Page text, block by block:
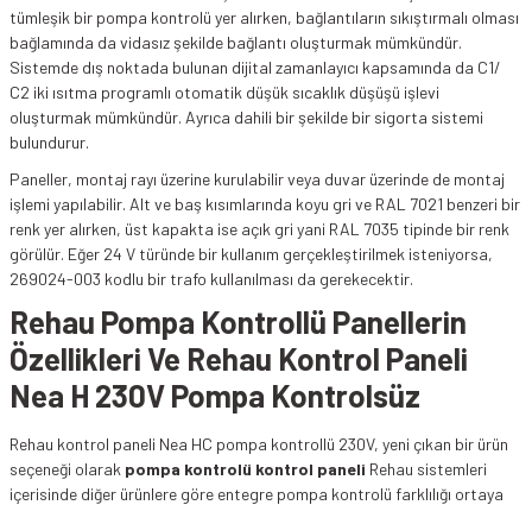
tümleşik bir pompa kontrolü yer alırken, bağlantıların sıkıştırmalı olması
bağlamında da vidasız şekilde bağlantı oluşturmak mümkündür.
Sistemde dış noktada bulunan dijital zamanlayıcı kapsamında da C1/
C2 iki ısıtma programlı otomatik düşük sıcaklık düşüşü işlevi
oluşturmak mümkündür. Ayrıca dahili bir şekilde bir sigorta sistemi
bulundurur.
Paneller, montaj rayı üzerine kurulabilir veya duvar üzerinde de montaj
işlemi yapılabilir. Alt ve baş kısımlarında koyu gri ve RAL 7021 benzeri bir
renk yer alırken, üst kapakta ise açık gri yani RAL 7035 tipinde bir renk
görülür. Eğer 24 V türünde bir kullanım gerçekleştirilmek isteniyorsa,
269024-003 kodlu bir trafo kullanılması da gerekecektir.
Rehau Pompa Kontrollü Panellerin
Özellikleri Ve Rehau Kontrol Paneli
Nea H 230V Pompa Kontrolsüz
Rehau kontrol paneli Nea HC pompa kontrollü 230V, yeni çıkan bir ürün
seçeneği olarak pompa kontrolü kontrol paneli Rehau sistemleri
içerisinde diğer ürünlere göre entegre pompa kontrolü farklılığı ortaya